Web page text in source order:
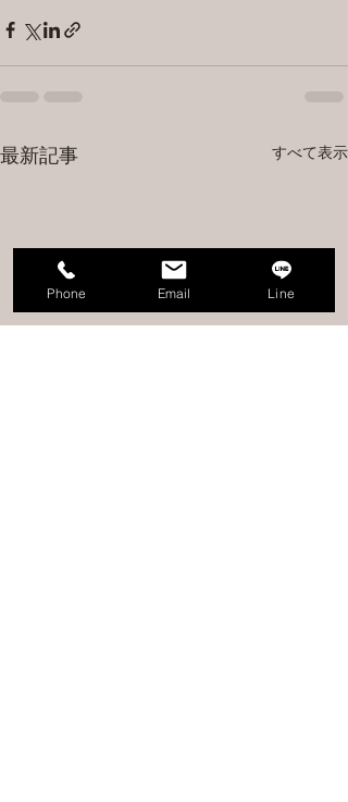
最新記事 すべて表示
Phone Email Line